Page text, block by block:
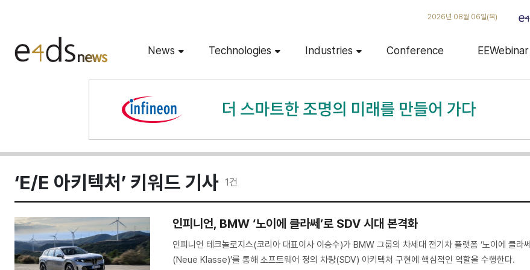
2026년 08월 06일(목)
News Technologies Industries Conference EEWebinar
‘E/E 아키텍처’ 키워드 기사 1건
인피니언, BMW ‘노이에 클라쎄’로 SDV 시대 본격화
인피니언 테크놀로지스(코리아 대표이사 이승수)가 BMW 그룹의 차세대 전기차 플랫폼 ‘노이에 클라쎄
(Neue Klasse)’를 통해 소프트웨어 정의 차량(SDV) 아키텍처 구현에 핵심적인 역할을 수행한다.